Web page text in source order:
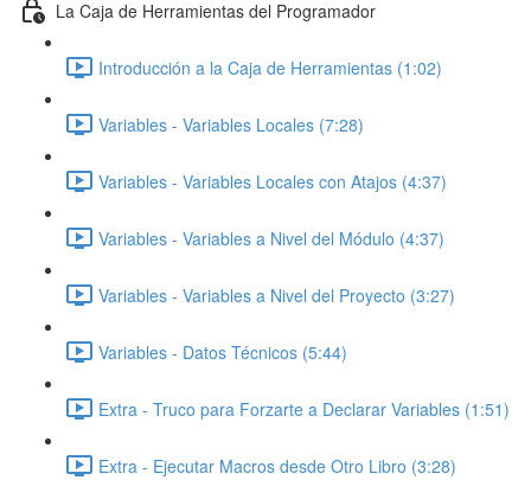
La Caja de Herramientas del Programador
Introducción a la Caja de Herramientas (1:02)
Variables - Variables Locales (7:28)
Variables - Variables Locales con Atajos (4:37)
Variables - Variables a Nivel del Módulo (4:37)
Variables - Variables a Nivel del Proyecto (3:27)
Variables - Datos Técnicos (5:44)
Extra - Truco para Forzarte a Declarar Variables (1:51)
Extra - Ejecutar Macros desde Otro Libro (3:28)